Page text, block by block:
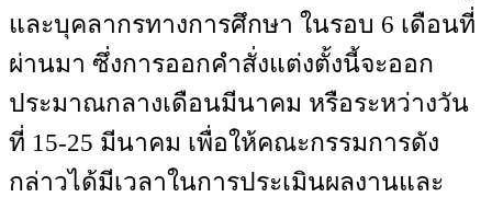
และบุคลากรทางการศึกษา ในรอบ 6 เดือนที่
ผ่านมา ซึ่งการออกคำสั่งแต่งตั้งนี้จะออก
ประมาณกลางเดือนมีนาคม หรือระหว่างวัน
ที่ 15-25 มีนาคม เพื่อให้คณะกรรมการดัง
กล่าวได้มีเวลาในการประเมินผลงานและ